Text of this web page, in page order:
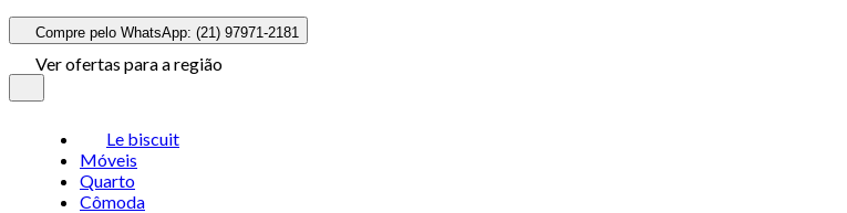
Compre pelo WhatsApp: (21) 97971-2181
Ver ofertas para a região
Le biscuit
Móveis
Quarto
Cômoda